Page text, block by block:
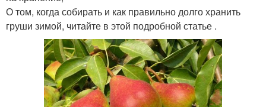
О том, когда собирать и как правильно долго хранить
груши зимой, читайте в этой подробной статье .